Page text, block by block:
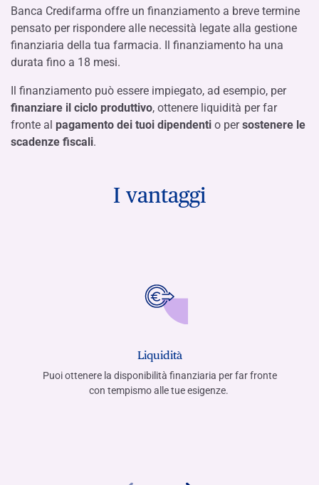
Banca Credifarma offre un finanziamento a breve termine
pensato per rispondere alle necessità legate alla gestione
finanziaria della tua farmacia. Il finanziamento ha una
durata fino a 18 mesi.
Il finanziamento può essere impiegato, ad esempio, per
finanziare il ciclo produttivo, ottenere liquidità per far
fronte al pagamento dei tuoi dipendenti o persostenere le
scadenze fiscali.
I vantaggi
Liquidità
Puoi ottenere la disponibilità finanziaria per far fronte
con tempismo alle tue esigenze.